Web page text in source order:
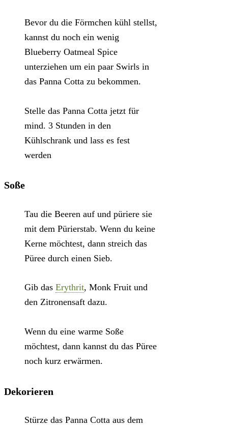
Bevor du die Förmchen kühl stellst,
kannst du noch ein wenig
Blueberry Oatmeal Spice
unterziehen um ein paar Swirls in
das Panna Cotta zu bekommen.
Stelle das Panna Cotta jetzt für
mind. 3 Stunden in den
Kühlschrank und lass es fest
werden
Soße
Tau die Beeren auf und püriere sie
mit dem Pürierstab. Wenn du keine
Kerne möchtest, dann streich das
Püree durch einen Sieb.
Gib das Erythrit, Monk Fruit und
den Zitronensaft dazu.
Wenn du eine warme Soße
möchtest, dann kannst du das Püree
noch kurz erwärmen.
Dekorieren
Stürze das Panna Cotta aus dem